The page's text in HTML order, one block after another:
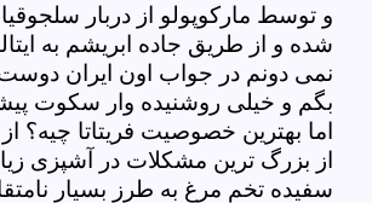
و توسط مارکوپولو از دربار
شده و از طریق جاده ابریشم به
نمی دونم در جواب اون ایران
بگم و خیلی روشنیده وار سکوت
اما بهترین خصوصیت فریتاتا چیه؟
از بزرگ ترین مشکلات در آشپزی
سفیده تخم مرغ به طرز بسیار